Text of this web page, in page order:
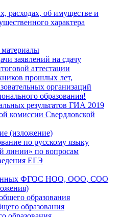
расходах, об имуществе и
характера
заявлений на сдачу
аттестации
прошлых лет,
организаций
образования!
результатов ГИА 2019
комиссии Свердловской
(изложение)
по русскому языку
линии» по вопросам
ЕГЭ
ФГОС НОО, ООО, СОО
образования
образования